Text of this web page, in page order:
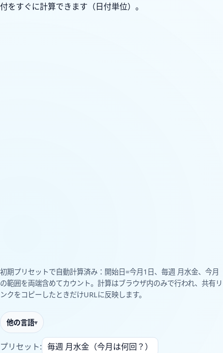
付をすぐに計算できます（日付単位）。
初期プリセットで自動計算済み：開始日=今月1日、毎週 月水金、今月
の範囲を両端含めてカウント。計算はブラウザ内のみで行われ、共有リ
ンクをコピーしたときだけURLに反映します。
他の言語
プリセット: 毎週 月水金（今月は何回？）